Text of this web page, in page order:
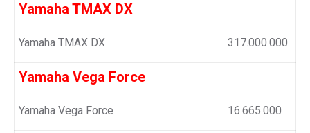
Yamaha TMAX DX
Yamaha TMAX DX 317.000.000
Yamaha Vega Force
Yamaha Vega Force 16.665.000